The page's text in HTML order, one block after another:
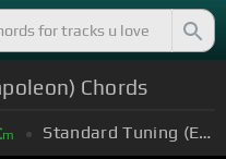
Chords
m Standard Tuning (EADGBE)